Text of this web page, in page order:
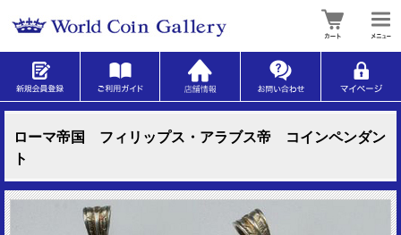
ローマ帝国 フィリップス・アラブス帝 コインペンダン
ト